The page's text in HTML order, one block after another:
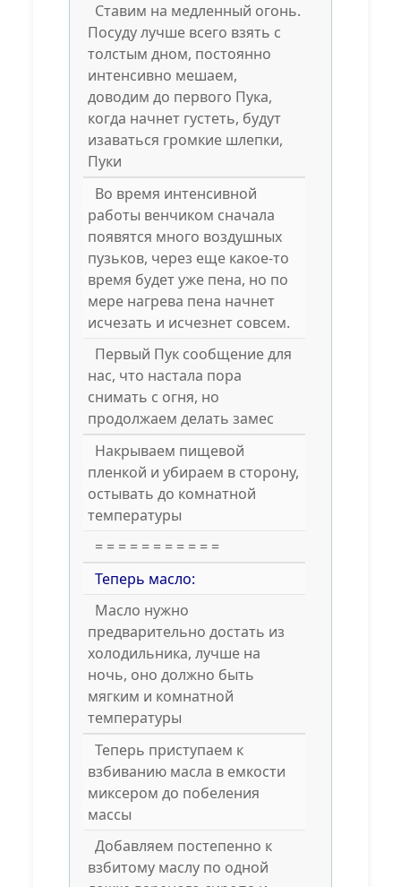
Ставим на медленный огонь.
Посуду лучше всего взять с
толстым дном, постоянно
интенсивно мешаем,
доводим до первого Пука,
когда начнет густеть, будут
изаваться громкие шлепки,
Пуки
Во время интенсивной
работы венчиком сначала
появятся много воздушных
пузьков, через еще какое-то
время будет уже пена, но по
мере нагрева пена начнет
исчезать и исчезнет совсем.
Первый Пук сообщение для
нас, что настала пора
снимать с огня, но
продолжаем делать замес
Накрываем пищевой
пленкой и убираем в сторону,
остывать до комнатной
температуры
= = = = = = = = = = =
Теперь масло:
Масло нужно
предварительно достать из
холодильника, лучше на
ночь, оно должно быть
мягким и комнатной
температуры
Теперь приступаем к
взбиванию масла в емкости
миксером до побеления
массы
Добавляем постепенно к
взбитому маслу по одной